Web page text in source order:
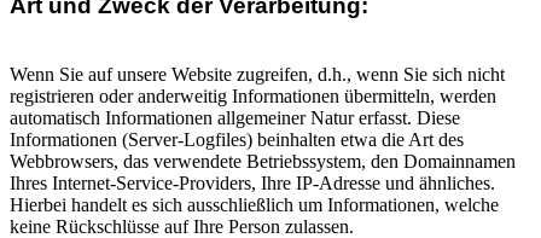
Art und Zweck der Verarbeitung:
Wenn Sie auf unsere Website zugreifen, d.h., wenn Sie sich nicht
registrieren oder anderweitig Informationen übermitteln, werden
automatisch Informationen allgemeiner Natur erfasst. Diese
Informationen (Server-Logfiles) beinhalten etwa die Art des
Webbrowsers, das verwendete Betriebssystem, den Domainnamen
Ihres Internet-Service-Providers, Ihre IP-Adresse und ähnliches.
Hierbei handelt es sich ausschließlich um Informationen, welche
keine Rückschlüsse auf Ihre Person zulassen.